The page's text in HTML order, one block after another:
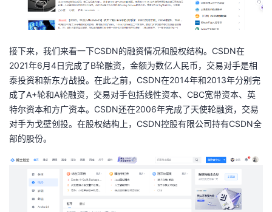
证
实
的
藏
持
建
接下来，我们来看一下CSDN的融资情况和股权结构。CSDN在
2021年6月4日完成了B轮融资，金额为数亿人民币，交易对手是相
泰投资和新东方战投。在此之前，CSDN在2014年和2013年分别完
成了A+轮和A轮融资，交易对手包括线性资本、CBC宽带资本、英
特尔资本和方广资本。CSDN还在2006年完成了天使轮融资，交易
对手为戈壁创投。在股权结构上，CSDN控股有限公司持有CSDN全
部的股份。